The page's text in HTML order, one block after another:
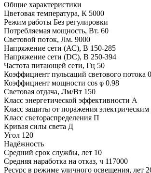
Общие характеристики
Цветовая температура, К 5000
Режим работы Без регулировки
Потребляемая мощность, Вт. 60
Световой поток, Лм. 9000
Напряжение сети (АС), В 150-285
Напряжение сети (DC), В 250-394
Частота питающей сети, Гц 50
Коэффициент пульсаций светового потока
Коэффициент мощности cos φ 0.98
Световая отдача, Лм/Вт 150
Класс энергетической эффективности A
Класс защиты от поражения электрическим
Класс светораспределения П
Кривая силы света Д
Угол 120
Надёжность
Средний срок службы, лет 10
Средняя наработка на отказ, ч 117000
Ресурс в режиме уличного освещения, лет